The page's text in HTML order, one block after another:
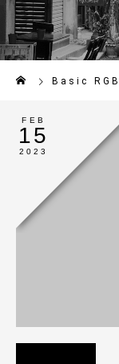
Basic RGB
FEB
15
2023